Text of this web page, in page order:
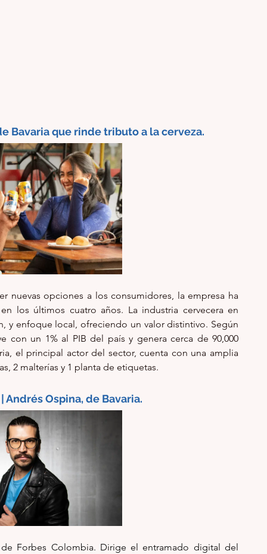
Bavaria que rinde tributo a la cerveza.
nuevas opciones a los consumidores, la empresa ha
los últimos cuatro años. La industria cervecera en
y enfoque local, ofreciendo un valor distintivo. Según
con un 1% al PIB del país y genera cerca de 90,000
el principal actor del sector, cuenta con una amplia
2 malterías y 1 planta de etiquetas.
Andrés Ospina, de Bavaria.
Forbes Colombia. Dirige el entramado digital del